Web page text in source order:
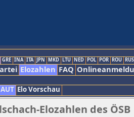
GRE INA ITA JPN MKD LTU NED POL POR ROU RUS
Elozahlen FAQ
Elo Vorschau
Elozahlen des ÖSB